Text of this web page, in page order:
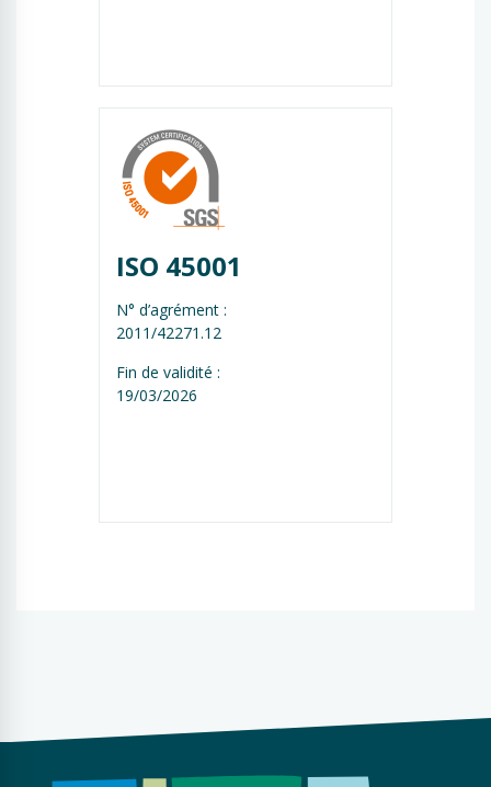
ISO 45001
N° d’agrément :
2011/42271.12
Fin de validité :
19/03/2026